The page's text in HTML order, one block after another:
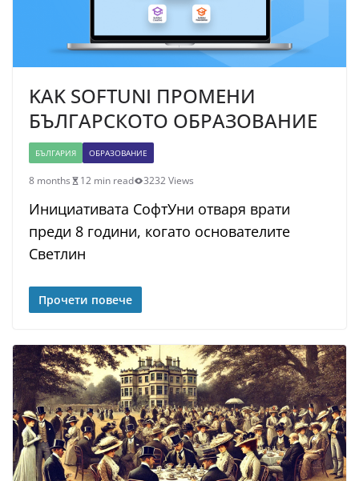
KAK SOFTUNI ПРОМЕНИ
БЪЛГАРСКОТО ОБРАЗОВАНИЕ
БЪЛГАРИЯ ОБРАЗОВАНИЕ
8 months 12 min read 3232 Views
Инициативата СофтУни отваря врати
преди 8 години, когато основателите
Светлин
Прочети повече